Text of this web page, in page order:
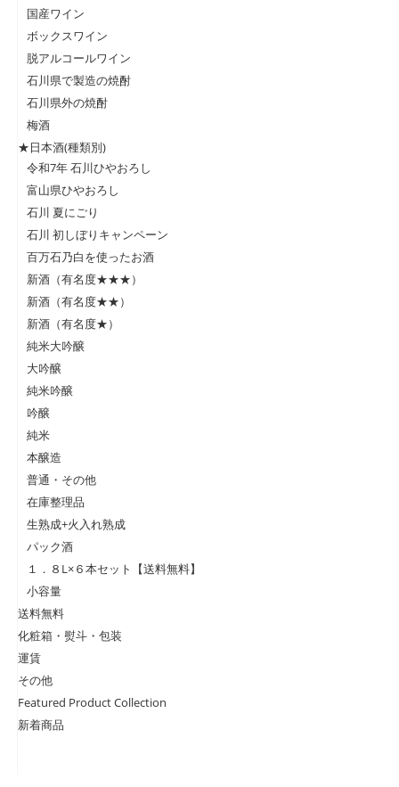
国産ワイン
ボックスワイン
脱アルコールワイン
石川県で製造の焼酎
石川県外の焼酎
梅酒
★日本酒(種類別)
令和7年 石川ひやおろし
富山県ひやおろし
石川 夏にごり
石川 初しぼりキャンペーン
百万石乃白を使ったお酒
新酒（有名度★★★）
新酒（有名度★★）
新酒（有名度★）
純米大吟醸
大吟醸
純米吟醸
吟醸
純米
本醸造
普通・その他
在庫整理品
生熟成+火入れ熟成
パック酒
１．８L×６本セット【送料無料】
小容量
送料無料
化粧箱・熨斗・包装
運賃
その他
Featured Product Collection
新着商品